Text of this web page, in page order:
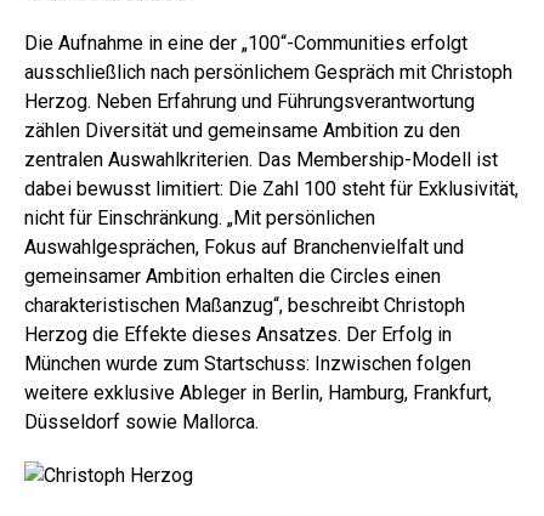
Die Aufnahme in eine der „100“-Communities erfolgt
ausschließlich nach persönlichem Gespräch mit Christoph
Herzog. Neben Erfahrung und Führungsverantwortung
zählen Diversität und gemeinsame Ambition zu den
zentralen Auswahlkriterien. Das Membership-Modell ist
dabei bewusst limitiert: Die Zahl 100 steht für Exklusivität,
nicht für Einschränkung. „Mit persönlichen
Auswahlgesprächen, Fokus auf Branchenvielfalt und
gemeinsamer Ambition erhalten die Circles einen
charakteristischen Maßanzug“, beschreibt Christoph
Herzog die Effekte dieses Ansatzes. Der Erfolg in
München wurde zum Startschuss: Inzwischen folgen
weitere exklusive Ableger in Berlin, Hamburg, Frankfurt,
Düsseldorf sowie Mallorca.